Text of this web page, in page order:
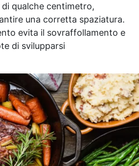
qualche centimetro,
una corretta spaziatura.
evita il sovraffollamento e
di svilupparsi